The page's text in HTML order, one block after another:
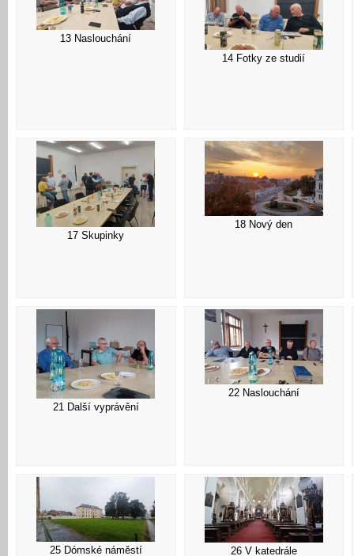
13 Naslouchání
14 Fotky ze studií
17 Skupinky
18 Nový den
21 Další vyprávění
22 Naslouchání
25 Dómské náměstí 26 V katedrále